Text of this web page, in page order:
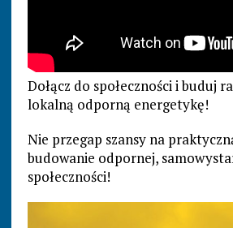
Dołącz do społeczności i buduj
lokalną odporną energetykę!
Nie przegap szansy na
budowanie odpornej,
społeczności!